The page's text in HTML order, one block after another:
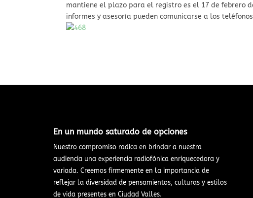
mantiene el plazo para el registro es el 17 de febrero
informes y asesoría pueden comunicarse a los
En un mundo saturado de opciones​
Nuestro compromiso radica en brindar a nuestra
audiencia una experiencia radiofónica enriquecedora y
variada. Creemos firmemente en la importancia de
reflejar la diversidad de pensamientos, culturas y estilos
de vida presentes en Ciudad Valles.